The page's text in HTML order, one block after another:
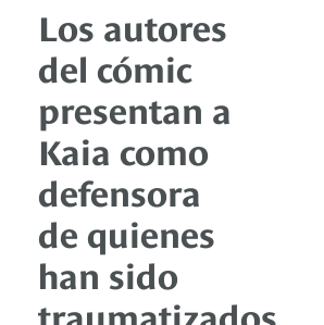
Los autores
del cómic
presentan a
Kaia como
defensora
de quienes
han sido
traumatizados